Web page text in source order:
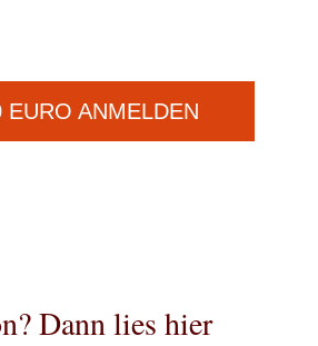
EURO ANMELDEN
Dann lies hier